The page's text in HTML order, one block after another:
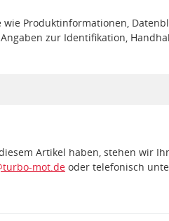
wie Produktinformationen,
zur Identifikation,
Artikel haben, stehen wir
mot.de oder telefonisch